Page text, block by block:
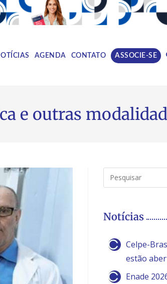
AGENDA CONTATO ASSOCIE-SE
e outras
Notícias
Celpe-
estão
Enade